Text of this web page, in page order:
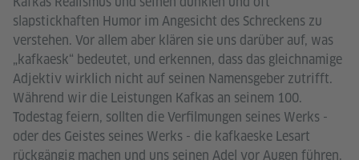
slapstickhaften Humor im Angesicht des Schreckens zu
verstehen. Vor allem aber klären sie uns darüber auf, was
„kafkaesk“ bedeutet, und erkennen, dass das gleichnamige
Adjektiv wirklich nicht auf seinen Namensgeber zutrifft.
Während wir die Leistungen Kafkas an seinem 100.
Todestag feiern, sollten die Verfilmungen seines Werks -
oder des Geistes seines Werks - die kafkaeske Lesart
rückgängig machen und uns seinen Adel vor Augen führen.